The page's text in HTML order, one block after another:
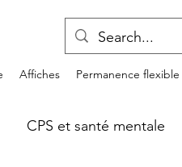
Affiches Permanence flexible
CPS et santé mentale